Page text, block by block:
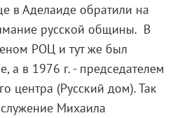
в Аделаиде обратили на
русской общины. В
РОЦ и тут же был
а в 1976 г. - председателем
центра (Русский дом). Так
Михаила